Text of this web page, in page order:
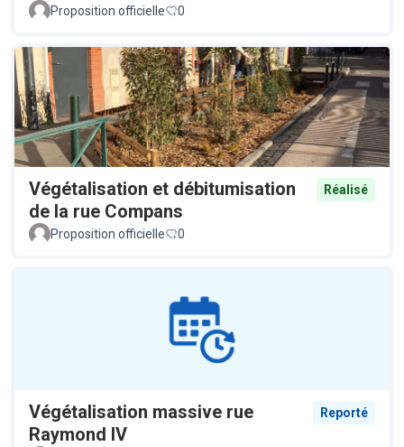
Proposition officielle 0
Végétalisation et débitumisation
de la rue Compans
Réalisé
Proposition officielle 0
Végétalisation massive rue
Raymond IV
Reporté